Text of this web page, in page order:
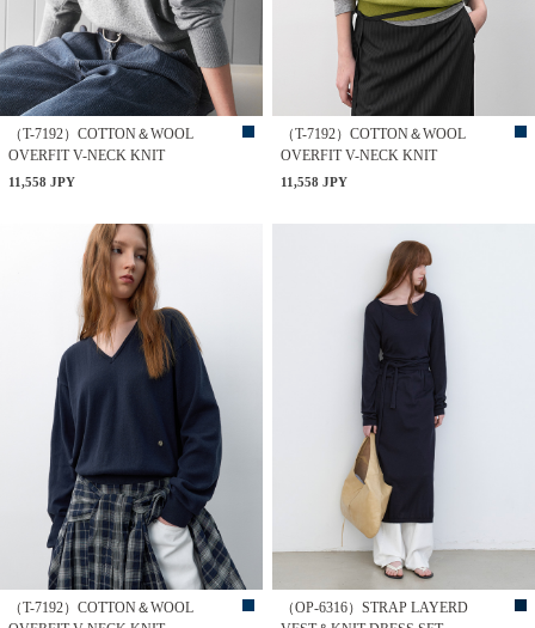
（T-7192）COTTON＆WOOL
OVERFIT V-NECK KNIT
11,558 JPY
（T-7192）COTTON＆WOOL
OVERFIT V-NECK KNIT
11,558 JPY
（T-7192）COTTON＆WOOL
（OP-6316）STRAP LAYERD